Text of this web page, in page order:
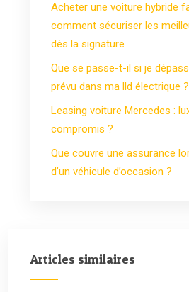
Acheter une voiture hybride
comment sécuriser les
dès la signature
Que se passe-t-il si je
prévu dans ma lld électrique ?
Leasing voiture Mercedes :
compromis ?
Que couvre une assurance
d’un véhicule d’occasion ?
Articles similaires